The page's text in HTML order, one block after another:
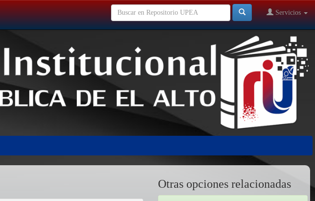
Servicios
Otras opciones relacionadas